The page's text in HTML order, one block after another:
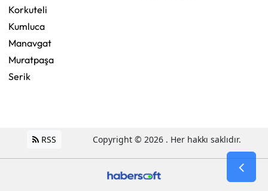
Korkuteli
Kumluca
Manavgat
Muratpaşa
Serik
RSS Copyright © 2026 . Her hakkı saklıdır.